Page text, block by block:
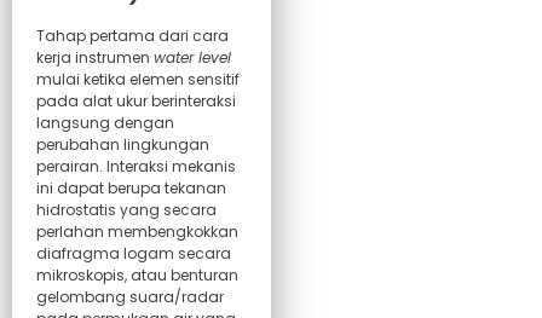
Tahap pertama dari cara
kerja instrumen water level
mulai ketika elemen sensitif
pada alat ukur berinteraksi
langsung dengan
perubahan lingkungan
perairan. Interaksi mekanis
ini dapat berupa tekanan
hidrostatis yang secara
perlahan membengkokkan
diafragma logam secara
mikroskopis, atau benturan
gelombang suara/radar